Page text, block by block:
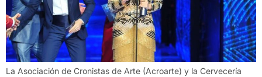
La Asociación de Cronistas de Arte (Acroarte) y la Cervecería